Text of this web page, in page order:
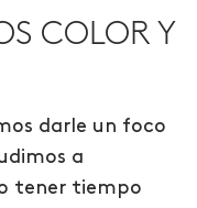
COLOR Y
darle un foco
a
tener tiempo